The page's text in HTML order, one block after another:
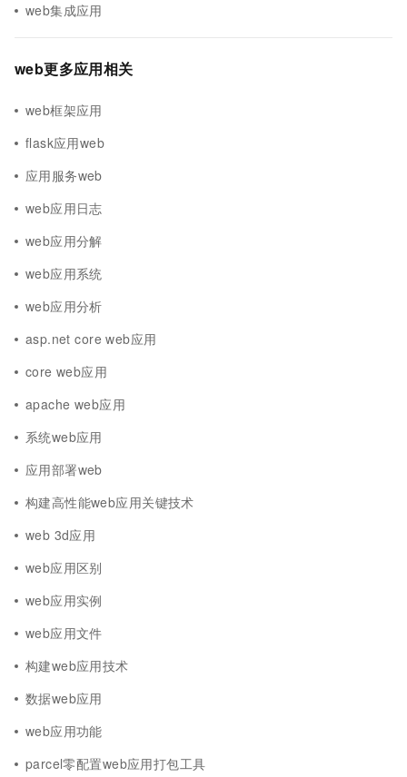
web集成应用
web更多应用相关
web框架应用
flask应用web
应用服务web
web应用日志
web应用分解
web应用系统
web应用分析
asp.net core web应用
core web应用
apache web应用
系统web应用
应用部署web
构建高性能web应用关键技术
web 3d应用
web应用区别
web应用实例
web应用文件
构建web应用技术
数据web应用
web应用功能
parcel零配置web应用打包工具